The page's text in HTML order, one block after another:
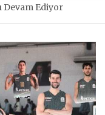
Devam Ediyor